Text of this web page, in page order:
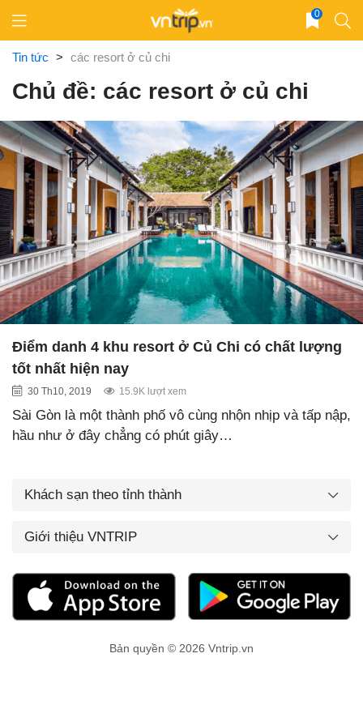
content
0
Tin tức > các resort ở củ chi
Chủ đề: các resort ở củ chi
Điểm danh 4 khu resort ở Củ Chi có chất lượng
tốt nhất hiện nay
30 Th10, 2019 15.9K lượt xem
Sài Gòn là một thành phố vô cùng nhộn nhịp và tấp nập,
hầu như ở đây chẳng có phút giây…
Khách sạn theo tỉnh thành
Giới thiệu VNTRIP
Bản quyền © 2026 Vntrip.vn